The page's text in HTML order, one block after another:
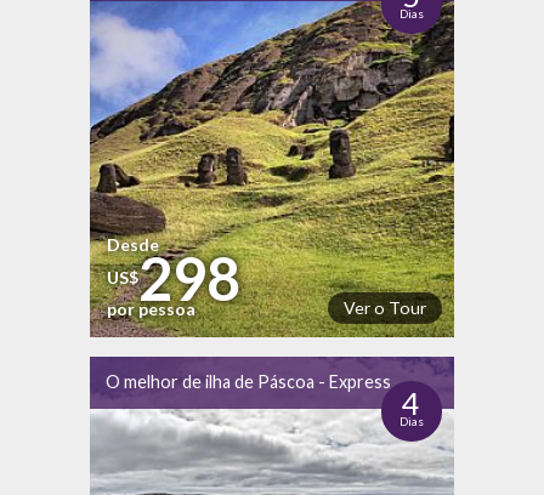
Dias
Ver o Tour
Desde
US$298
por pessoa
O melhor de ilha de Páscoa - Express
4
Dias